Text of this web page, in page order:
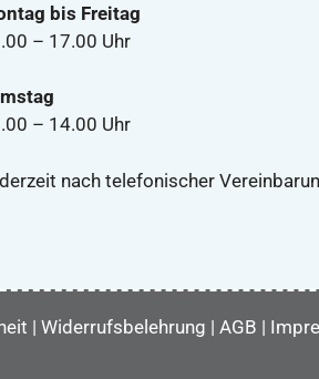
bis Freitag
– 17.00 Uhr
– 14.00 Uhr
nach telefonischer
| Widerrufsbelehrung | AGB |